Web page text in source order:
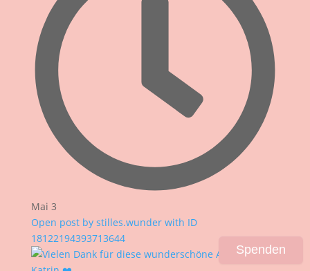
Mai 3
Open post by stilles.wunder with ID
18122194393713644
Spenden